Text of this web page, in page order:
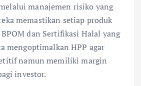
manajemen risiko yang
memastikan setiap produk
dan Sertifikasi Halal yang
mengoptimalkan HPP agar
namun memiliki margin
investor.